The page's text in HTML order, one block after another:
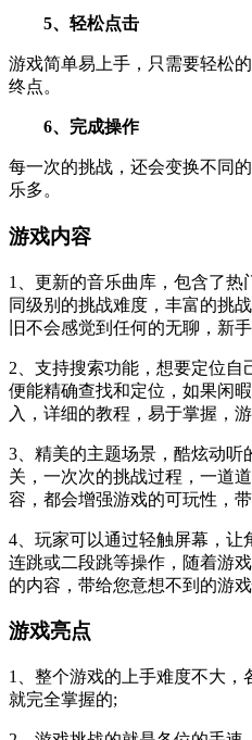
5、轻松点击
游戏简单易上手，只需要轻松
终点。
6、完成操作
每一次的挑战，还会变换不同
乐多。
游戏内容
1、更新的音乐曲库，包含了热
同级别的挑战难度，丰富的挑
旧不会感觉到任何的无聊，新
2、支持搜索功能，想要定位自
便能精确查找和定位，如果闲
入，详细的教程，易于掌握，
3、精美的主题场景，酷炫动听
关，一次次的挑战过程，一道
容，都会增强游戏的可玩性，
4、玩家可以通过轻触屏幕，让
连跳或二段跳等操作，随着游
的内容，带给您意想不到的游戏
游戏亮点
1、整个游戏的上手难度不大
就完全掌握的;